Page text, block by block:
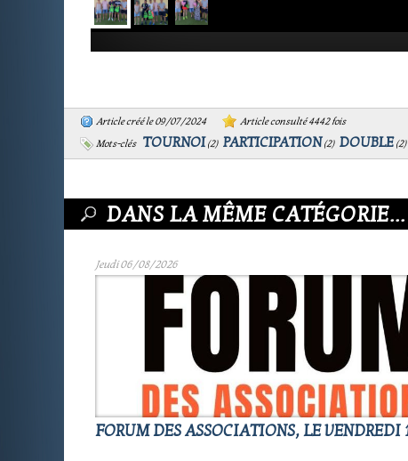
Article créé le 09/07/2024
Article consulté 4442 fois
Mots-clés
TOURNOI (2) PARTICIPATION (2) DOUBLE (2)
DANS LA MÊME CATÉGORIE...
Jeudi 06/08/2026
FORUM DES ASSOCIATIONS, LE